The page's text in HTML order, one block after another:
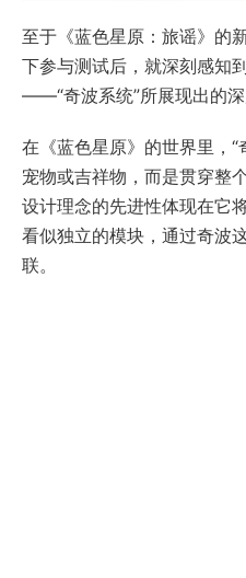
至于《蓝色星原：旅谣》的
下参与测试后，就深刻感知
——“奇波系统”所展现出的深
在《蓝色星原》的世界里，
宠物或吉祥物，而是贯穿整
设计理念的先进性体现在它
看似独立的模块，通过奇波
联。